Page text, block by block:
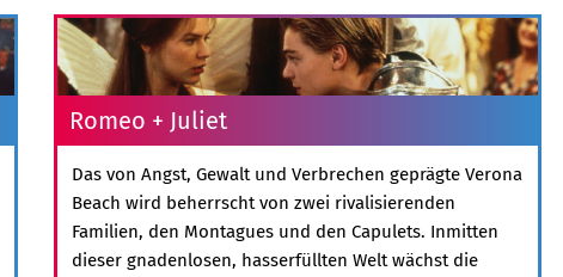
Romeo + Juliet
Das von Angst, Gewalt und Verbrechen geprägte Verona
Beach wird beherrscht von zwei rivalisierenden
Familien, den Montagues und den Capulets. Inmitten
dieser gnadenlosen, hasserfüllten Welt wächst die